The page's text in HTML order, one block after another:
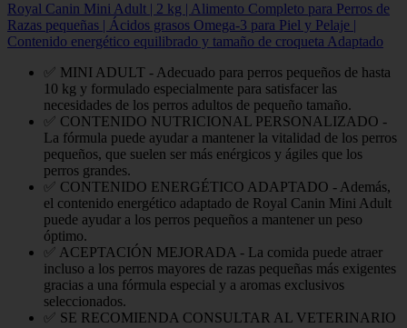
Royal Canin Mini Adult | 2 kg | Alimento Completo para Perros de
Razas pequeñas | Ácidos grasos Omega-3 para Piel y Pelaje |
Contenido energético equilibrado y tamaño de croqueta Adaptado
✅ MINI ADULT - Adecuado para perros pequeños de hasta
10 kg y formulado especialmente para satisfacer las
necesidades de los perros adultos de pequeño tamaño.
✅ CONTENIDO NUTRICIONAL PERSONALIZADO -
La fórmula puede ayudar a mantener la vitalidad de los perros
pequeños, que suelen ser más enérgicos y ágiles que los
perros grandes.
✅ CONTENIDO ENERGÉTICO ADAPTADO - Además,
el contenido energético adaptado de Royal Canin Mini Adult
puede ayudar a los perros pequeños a mantener un peso
óptimo.
✅ ACEPTACIÓN MEJORADA - La comida puede atraer
incluso a los perros mayores de razas pequeñas más exigentes
gracias a una fórmula especial y a aromas exclusivos
seleccionados.
✅ SE RECOMIENDA CONSULTAR AL VETERINARIO